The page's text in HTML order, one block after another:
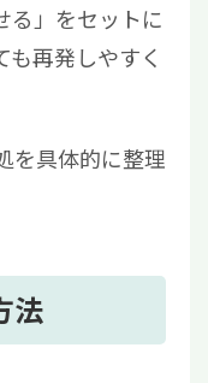
る」をセットに
も再発しやすく
を具体的に整理
法